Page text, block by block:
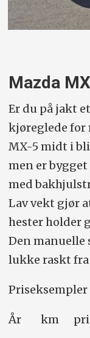
Mazda
Er du på jakt
kjøreglede for
MX-5 midt i
men er
med
Lav vekt gjør
hester holder
Den manuelle
lukke raskt
Priseksempler
År km